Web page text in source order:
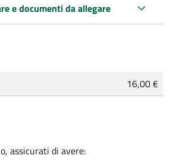
e documenti da allegare
16,00 €
assicurati di avere: